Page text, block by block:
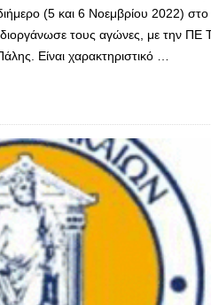
(5 και 6 Νοεμβρίου 2022) στο
τους αγώνες, με την ΠΕ
Είναι χαρακτηριστικό …